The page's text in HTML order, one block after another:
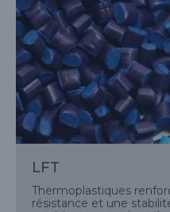
LFT
Thermoplastiques
résistance et une